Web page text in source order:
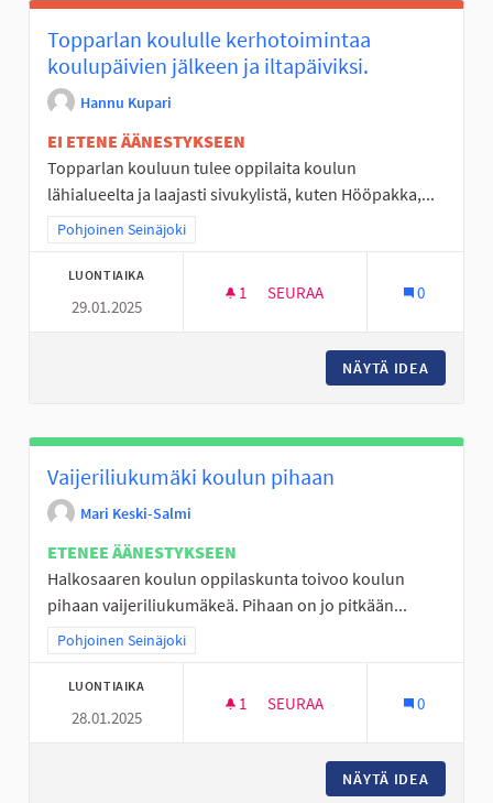
Topparlan koululle kerhotoimintaa
koulupäivien jälkeen ja iltapäiviksi.
Hannu Kupari
EI ETENE ÄÄNESTYKSEEN
Topparlan kouluun tulee oppilaita koulun
lähialueelta ja laajasti sivukylistä, kuten Hööpakka,...
Rajaa tulokset teeman mukaan: Pohjoinen Seinäjoki
Pohjoinen Seinäjoki
LUONTIAIKA
29.01.2025
1 1 SEURAAJA
SEURAA 0
NÄYTÄ IDEA
Vaijeriliukumäki koulun pihaan
Mari Keski-Salmi
ETENEE ÄÄNESTYKSEEN
Halkosaaren koulun oppilaskunta toivoo koulun
pihaan vaijeriliukumäkeä. Pihaan on jo pitkään...
Rajaa tulokset teeman mukaan: Pohjoinen Seinäjoki
Pohjoinen Seinäjoki
LUONTIAIKA
28.01.2025
1 1 SEURAAJA
SEURAA 0
NÄYTÄ IDEA